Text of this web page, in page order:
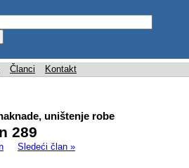
Članci Kontakt
uništenje robe
289
Sledeći član »